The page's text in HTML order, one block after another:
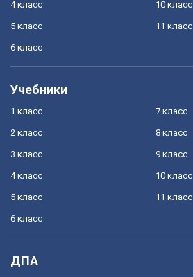
4 класс
5 класс
6 класс
10 класс
11 класс
Учебники
1 класс
2 класс
3 класс
4 класс
5 класс
6 класс
7 класс
8 класс
9 класс
10 класс
11 класс
ДПА